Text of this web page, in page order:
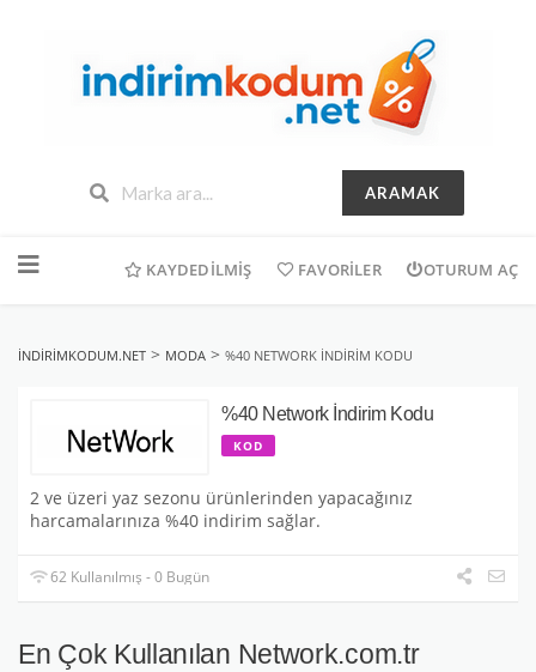
ARAMAK
geç
KAYDEDILMIŞ FAVORILER OTURUM AÇ
INDIRIMKODUM.NET > MODA > %40 NETWORK İNDIRIM KODU
%40 Network İndirim Kodu
KOD
2 ve üzeri yaz sezonu ürünlerinden yapacağınız
harcamalarınıza %40 indirim sağlar.
62 Kullanılmış - 0 Bugün
En Çok Kullanılan Network.com.tr